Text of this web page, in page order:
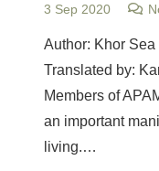
3 Sep 2020
Author: Khor
Translated by:
Members of
an important
living.…